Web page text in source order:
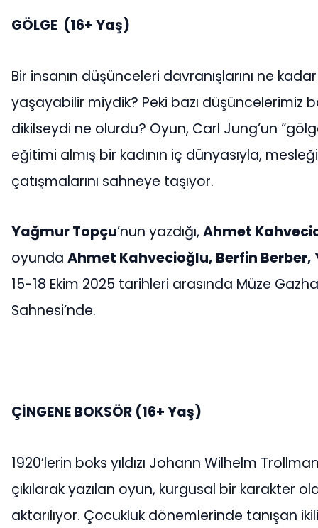
GÖLGE (16+ Yaş)
Bir insanın düşünceleri davranışlarını ne
yaşayabilir miydik? Peki bazı düşüncelerimiz
dikilseydi ne olurdu? Oyun, Carl Jung’un
eğitimi almış bir kadının iç dünyasıyla,
çatışmalarını sahneye taşıyor.
Yağmur Topçu’nun yazdığı, Ahmet
oyunda Ahmet Kahvecioğlu, Berfin
15-18 Ekim 2025 tarihleri arasında Müze
Sahnesi’nde.
ÇİNGENE BOKSÖR (16+ Yaş)
1920’lerin boks yıldızı Johann Wilhelm
çıkılarak yazılan oyun, kurgusal bir karakter
aktarılıyor. Çocukluk dönemlerinde tanışan